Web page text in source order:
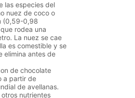
las especies del
nuez de coco o
(0,59-0,98
rodea una
La nuez se cae
es comestible y se
elimina antes de
de chocolate
a partir de
de avellanas.
nutrientes